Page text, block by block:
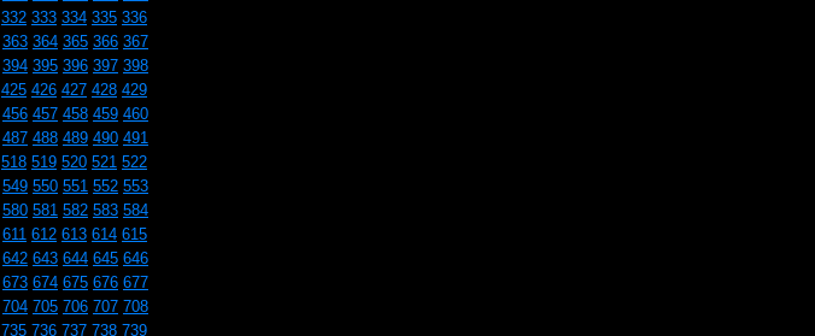
332 333 334 335 336
363 364 365 366 367
394 395 396 397 398
425 426 427 428 429
456 457 458 459 460
487 488 489 490 491
518 519 520 521 522
549 550 551 552 553
580 581 582 583 584
611 612 613 614 615
642 643 644 645 646
673 674 675 676 677
704 705 706 707 708
735 736 737 738 739